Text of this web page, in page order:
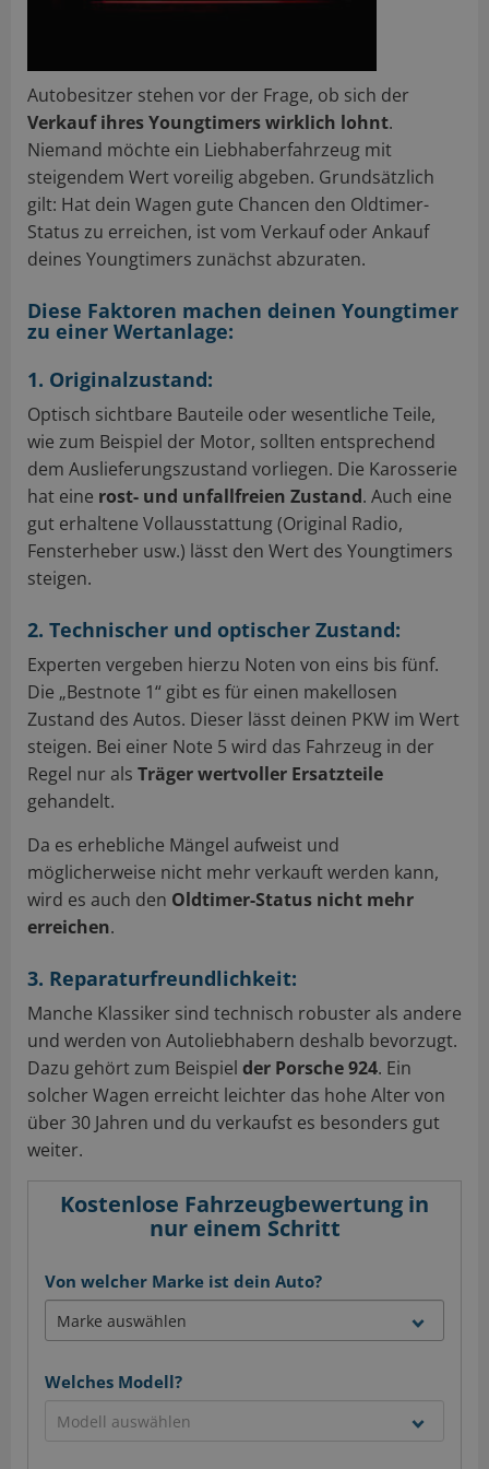
Autobesitzer stehen vor der Frage, ob sich der
Verkauf ihres Youngtimers wirklich lohnt.
Niemand möchte ein Liebhaberfahrzeug mit
steigendem Wert voreilig abgeben. Grundsätzlich
gilt: Hat dein Wagen gute Chancen den Oldtimer-
Status zu erreichen, ist vom Verkauf oder Ankauf
deines Youngtimers zunächst abzuraten.
Diese Faktoren machen deinen Youngtimer
zu einer Wertanlage:
1. Originalzustand:
Optisch sichtbare Bauteile oder wesentliche Teile,
wie zum Beispiel der Motor, sollten entsprechend
dem Auslieferungszustand vorliegen. Die Karosserie
hat eine rost- und unfallfreien Zustand. Auch eine
gut erhaltene Vollausstattung (Original Radio,
Fensterheber usw.) lässt den Wert des Youngtimers
steigen.
2. Technischer und optischer Zustand:
Experten vergeben hierzu Noten von eins bis fünf.
Die „Bestnote 1“ gibt es für einen makellosen
Zustand des Autos. Dieser lässt deinen PKW im Wert
steigen. Bei einer Note 5 wird das Fahrzeug in der
Regel nur als Träger wertvoller Ersatzteile
gehandelt.
Da es erhebliche Mängel aufweist und
möglicherweise nicht mehr verkauft werden kann,
wird es auch den Oldtimer-Status nicht mehr
erreichen.
3. Reparaturfreundlichkeit:
Manche Klassiker sind technisch robuster als andere
und werden von Autoliebhabern deshalb bevorzugt.
Dazu gehört zum Beispiel der Porsche 924. Ein
solcher Wagen erreicht leichter das hohe Alter von
über 30 Jahren und du verkaufst es besonders gut
weiter.
Kostenlose Fahrzeugbewertung in
nur einem Schritt
Von welcher Marke ist dein Auto?
Welches Modell?